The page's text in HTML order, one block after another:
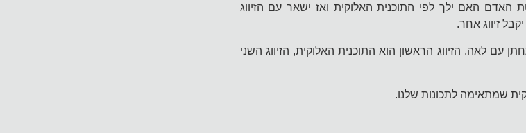
האדם האם ילך לפי התוכנית האלוקית ואז ישאר עם הזיווג
זיווג אחר.
עם לאה. הזיווג הראשון הוא התוכנית האלוקית, הזיווג השני
שמתאימה לתכונות שלנו.